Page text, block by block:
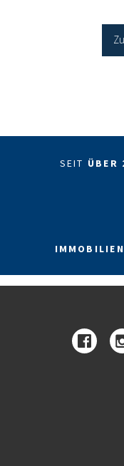
Sanierung in
SEIT ÜBER